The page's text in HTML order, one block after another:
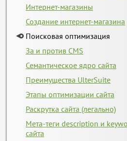
Интернет-магазины
Создание интернет-магазина
Поисковая оптимизация
За и против CMS
Семантическое ядро сайта
Преимущества UlterSuite
Этапы оптимизации сайта
Раскрутка сайта (легально)
Мета-теги description и
сайта